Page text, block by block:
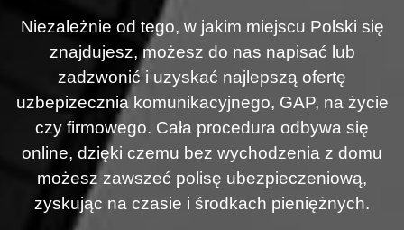
Niezależnie od tego, w jakim miejscu Polski się
znajdujesz, możesz do nas napisać lub
zadzwonić i uzyskać najlepszą ofertę
uzbepizecznia komunikacyjnego, GAP, na życie
czy firmowego. Cała procedura odbywa się
online, dzięki czemu bez wychodzenia z domu
możesz zawszeć polisę ubezpieczeniową,
zyskując na czasie i środkach pieniężnych.